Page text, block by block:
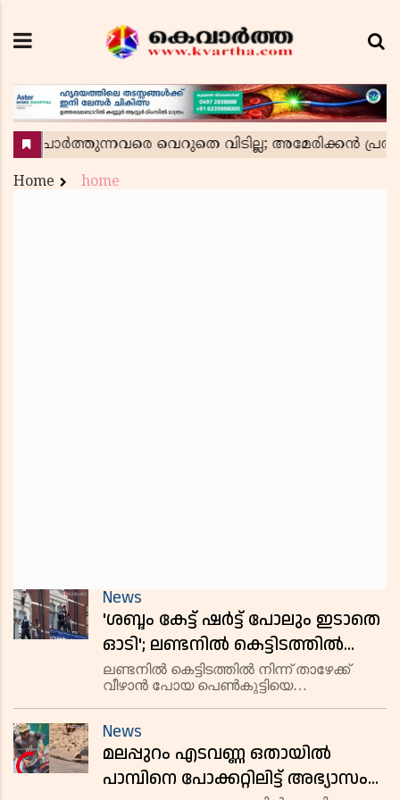
Home home
News
'ശബ്ദം കേട്ട് ഷർട്ട് പോലും ഇടാതെ
ഓടി'; ലണ്ടനിൽ കെട്ടിടത്തിൽ
തൂങ്ങിക്കിടന്ന കുഞ്ഞിനെ രക്ഷിച്ച്
മലയാളിയുടെ ഹീറോയിസം
ലണ്ടനിൽ കെട്ടിടത്തിൽ നിന്ന് താഴേക്ക്
വീഴാൻ പോയ പെൺകുട്ടിയെ
റോഡിലാണ് സംഭവം നടന്നത്. മലപ്പുറം
ചങ്ങരംകുളം സ്വദേശിയായ ജസീൽ ആണ്
പൊലീസിനൊപ്
News
മലപ്പുറം എടവണ്ണ ഒതായിൽ
പാമ്പിനെ പോക്കറ്റിലിട്ട് അഭ്യാസം